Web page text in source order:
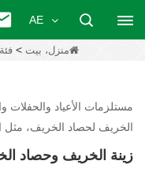
AE
منزل، بيت >فئة
مستلزمات الأعياد
الخريف لحصاد الخريف، مثل
زينة الخريف وحصاد